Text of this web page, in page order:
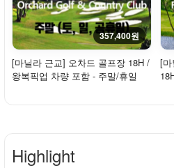
357,400원
[마닐라 근교] 오차드 골프장 18H /
왕복픽업 차량 포함 - 주말/휴일
[
Highlight